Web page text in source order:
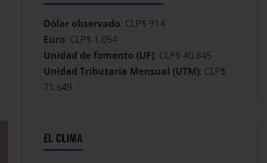
Dólar observado: CLP$ 914
Euro: CLP$ 1.054
Unidad de fomento (UF): CLP$ 40.845
Unidad Tributaria Mensual (UTM): CLP$
71.649
EL CLIMA